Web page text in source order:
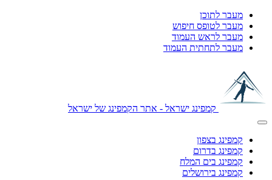
מעבר לתוכן
מעבר לטופס חיפוש
מעבר לראש העמוד
מעבר לתחתית העמוד
קמפינג ישראל - אתר הקמפינג של ישראל
קמפינג בצפון
קמפינג בדרום
קמפינג בים המלח
קמפינג בירושלים